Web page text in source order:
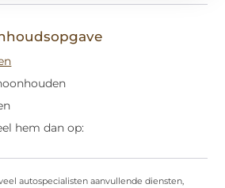
hem dan op:
autospecialisten aanvullende diensten,